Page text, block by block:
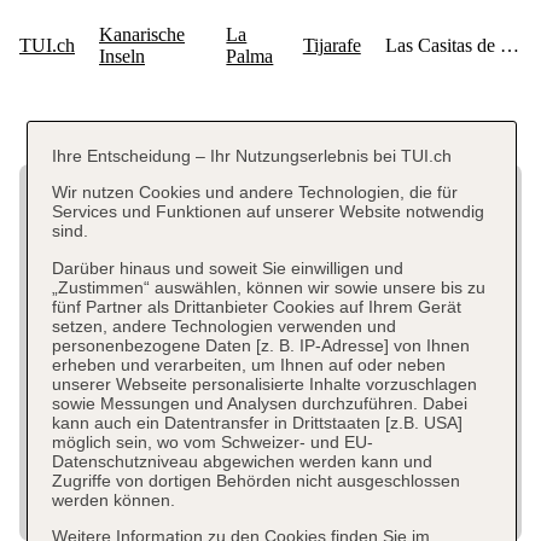
Ihre Entscheidung – Ihr Nutzungserlebnis bei TUI.ch
Wir nutzen Cookies und andere Technologien, die für
Services und Funktionen auf unserer Website notwendig
sind.
Darüber hinaus und soweit Sie einwilligen und
„Zustimmen“ auswählen, können wir sowie unsere bis zu
fünf Partner als Drittanbieter Cookies auf Ihrem Gerät
setzen, andere Technologien verwenden und
personenbezogene Daten [z. B. IP-Adresse] von Ihnen
erheben und verarbeiten, um Ihnen auf oder neben
unserer Webseite personalisierte Inhalte vorzuschlagen
sowie Messungen und Analysen durchzuführen. Dabei
kann auch ein Datentransfer in Drittstaaten [z.B. USA]
möglich sein, wo vom Schweizer- und EU-
Datenschutzniveau abgewichen werden kann und
Zugriffe von dortigen Behörden nicht ausgeschlossen
werden können.
Weitere Information zu den Cookies finden Sie im